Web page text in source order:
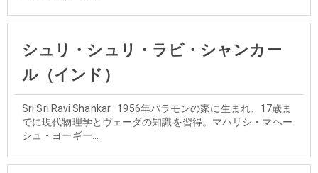
シュリ・シュリ・ラビ・シャンカー
ル（インド）
Sri Sri Ravi Shankar 1956年バラモンの家に生まれ、17歳ま
でに現代物理学とヴェーダの知識を習得。マハリシ・マヘー
シュ・ヨーギー...